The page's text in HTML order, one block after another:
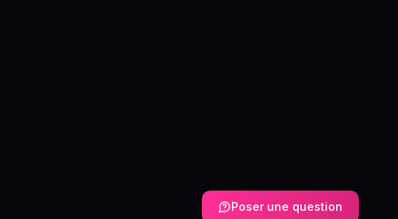
Poser une question